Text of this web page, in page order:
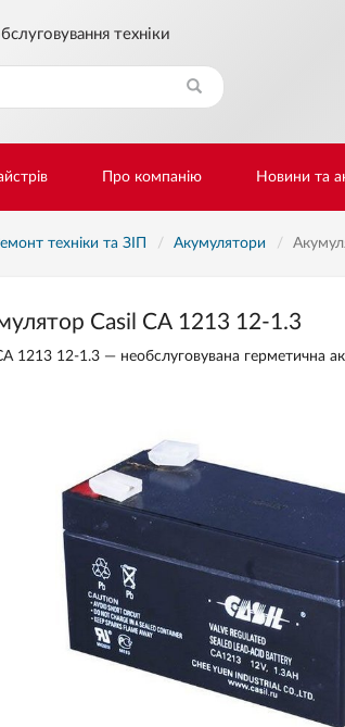
техніки
Про компанію Новини та
техніки та ЗІП Акумулятори
Casil СА 1213 12-1.3
1213 12-1.3 — необслуговувана герметична